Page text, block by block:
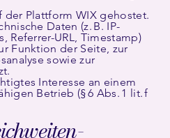
der Plattform WIX gehostet.
Daten (z. B. IP-
Referrer-URL, Timestamp)
Funktion der Seite, zur
sowie zur
Interesse an einem
Betrieb (§ 6 Abs. 1 lit. f